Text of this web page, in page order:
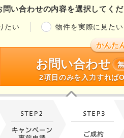
問い合わせの内容を選択してくだ
たい 物件を実際に見たい
かんた
お問い合わせ
2項目のみを入力すれば